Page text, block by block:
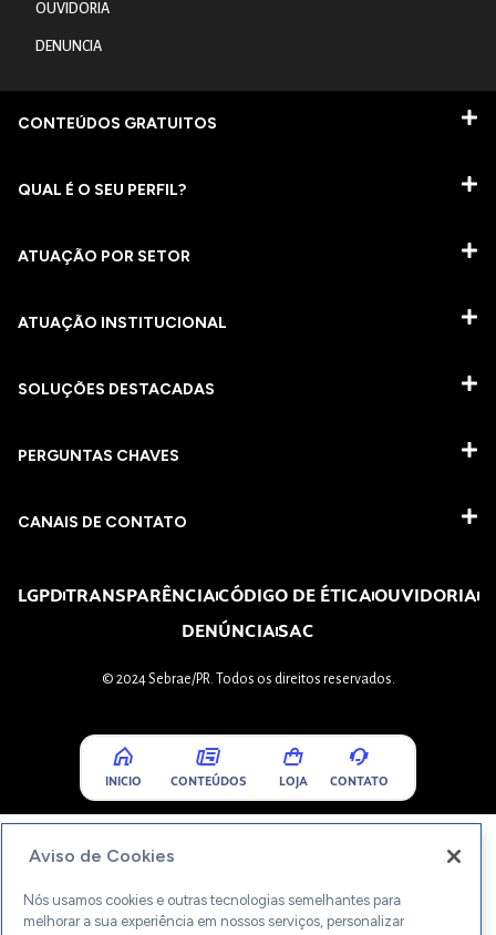
OUVIDORIA
DENUNCIA
CONTEÚDOS GRATUITOS
QUAL É O SEU PERFIL?
ATUAÇÃO POR SETOR
ATUAÇÃO INSTITUCIONAL
SOLUÇÕES DESTACADAS
PERGUNTAS CHAVES​
CANAIS DE CONTATO
LGPDTRANSPARÊNCIACÓDIGO DE ÉTICAOUVIDORIA
DENÚNCIASAC
© 2024 Sebrae/PR. Todos os direitos reservados.
INICIO CONTEÚDOS LOJA CONTATO
Aviso de Cookies
Nós usamos cookies e outras tecnologias semelhantes para
melhorar a sua experiência em nossos serviços, personalizar